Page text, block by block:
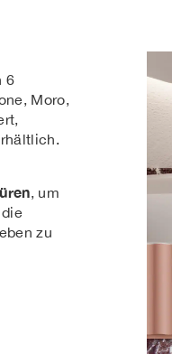
6
Moro,
, um
zu